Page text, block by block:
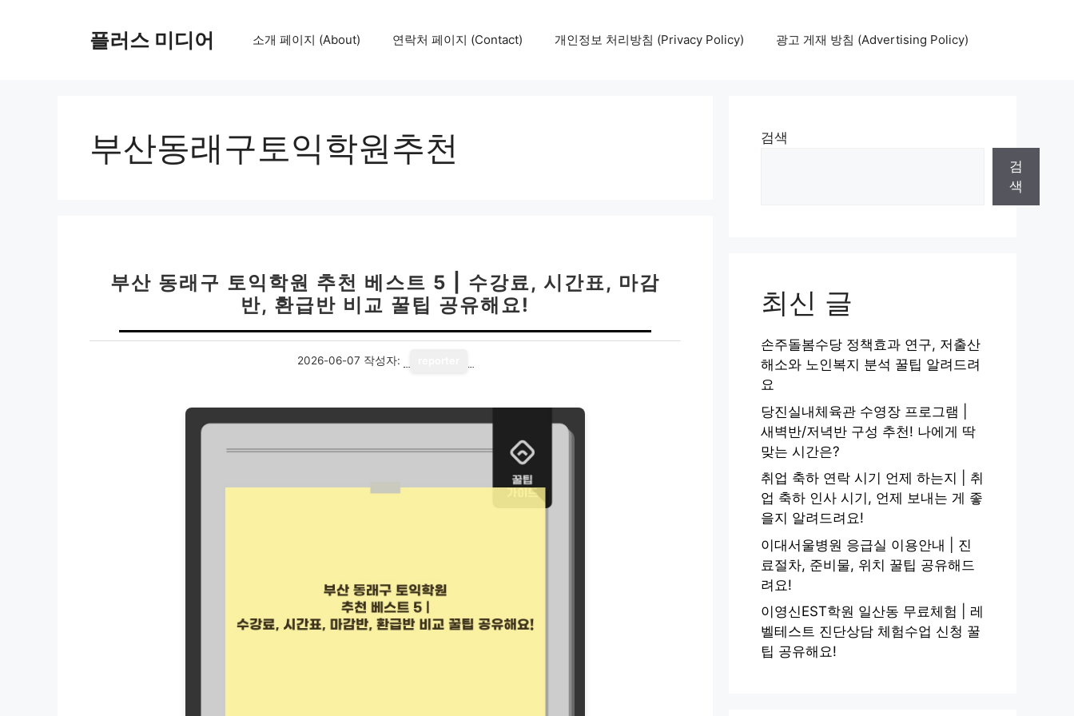
플러스 미디어 소개 페이지 (About) 연락처 페이지 (Contact) 개인정보 처리방침 (Privacy Policy) 광고 게재 방침 (Advertising Policy)
부산동래구토익학원추천
부산 동래구 토익학원 추천 베스트 5 | 수강료, 시간표, 마감
반, 환급반 비교 꿀팁 공유해요!
2026-06-07 작성자:
검색
검
색
최신 글
손주돌봄수당 정책효과 연구, 저출산
해소와 노인복지 분석 꿀팁 알려드려
요
당진실내체육관 수영장 프로그램 |
새벽반/저녁반 구성 추천! 나에게 딱
맞는 시간은?
취업 축하 연락 시기 언제 하는지 | 취
업 축하 인사 시기, 언제 보내는 게 좋
을지 알려드려요!
이대서울병원 응급실 이용안내 | 진
료절차, 준비물, 위치 꿀팁 공유해드
려요!
이영신EST학원 일산동 무료체험 | 레
벨테스트 진단상담 체험수업 신청 꿀
팁 공유해요!